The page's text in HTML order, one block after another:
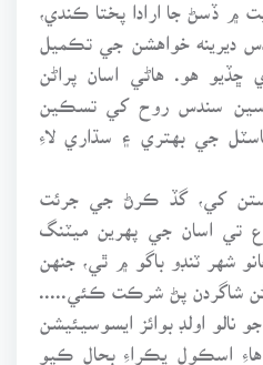
۾ ڏسڻ جا ارادا پختا ڪندي،
ديرينه خواهشن جي تڪميل
ڇڏيو هو. هاڻي اسان پراڻن
اسين سندس روح کي تسڪين
جي بهتري ۽ سڌاري لاءِ
کي، گڏ ڪرڻ جي جرئت
ڪئي تاريخ 4 جون 1970ع تي اسان جي پهرين ميٽنگ
شهر ٽنڊو باگو ۾ ٿي، جنهن
شاگردن پڻ شرڪت ڪئي.....
نالو اولڊ بوائز ايسوسيئيشن
هاءِ اسڪول يڪراءِ بحال ڪيو